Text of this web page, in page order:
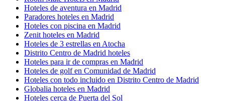
Hoteles de aventura en Madrid
Paradores hoteles en Madrid
Hoteles con piscina en Madrid
Zenit hoteles en Madrid
Hoteles de 3 estrellas en Atocha
Distrito Centro de Madrid hoteles
Hoteles para ir de compras en Madrid
Hoteles de golf en Comunidad de Madrid
Hoteles con todo incluido en Distrito Centro de Madrid
Globalia hoteles en Madrid
Hoteles cerca de Puerta del Sol